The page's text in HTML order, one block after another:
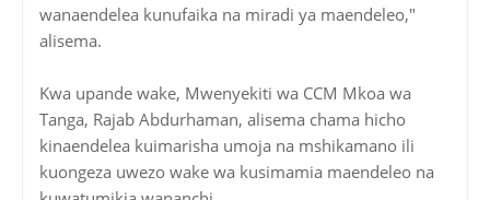
wanaendelea kunufaika na miradi ya maendeleo,"
alisema.
Kwa upande wake, Mwenyekiti wa CCM Mkoa wa
Tanga, Rajab Abdurhaman, alisema chama hicho
kinaendelea kuimarisha umoja na mshikamano ili
kuongeza uwezo wake wa kusimamia maendeleo na